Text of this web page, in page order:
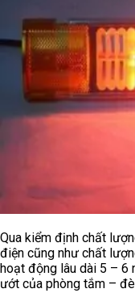
Qua kiểm định chất
điện cũng như chất
hoạt động lâu dài 5 – 6
ướt của phòng tắm –